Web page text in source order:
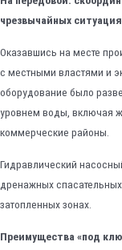
чрезвычайных
Оказавшись на месте
с местными властями и
оборудование было
уровнем воды, включая
коммерческие районы.
Гидравлический
дренажных
затопленных зонах.
Преимущества «под